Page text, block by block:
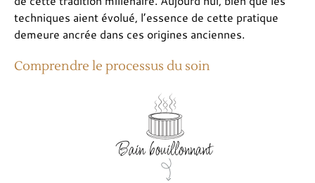
techniques aient évolué, l’essence de cette pratique
demeure ancrée dans ces origines anciennes.
Comprendre le processus du soin